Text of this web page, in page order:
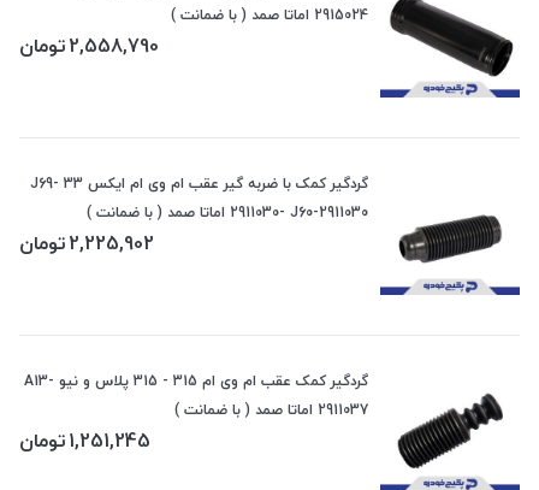
2915024 اماتا صمد ( با ضمانت )
2,558,790تومان
گردگیر کمک با ضربه گیر عقب ام وی ام ایکس 33 J69-
2911030- J60-2911030 اماتا صمد ( با ضمانت )
2,225,902تومان
گردگیر کمک عقب ام وی ام 315 - 315 پلاس و نیو A13-
2911037 اماتا صمد ( با ضمانت )
1,251,245تومان